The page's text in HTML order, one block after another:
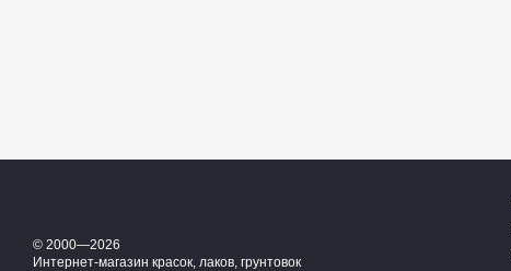
© 2000—2026
Интернет-магазин красок, лаков, грунтовок